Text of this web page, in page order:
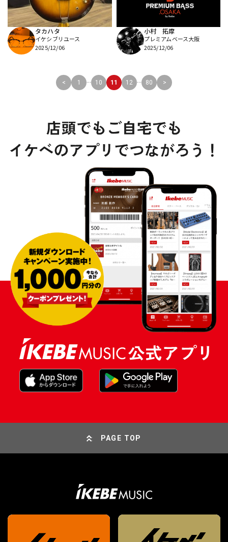
タカハタ
イケシブリユース
2025/12/06
小村 拓摩
プレミアムベース大阪
2025/12/06
< 1 ... 10 11 12 ... 80 >
PAGE TOP